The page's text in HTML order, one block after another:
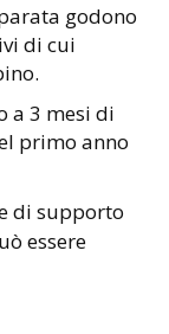
godono
di cui
a 3 mesi di
primo anno
di supporto
essere